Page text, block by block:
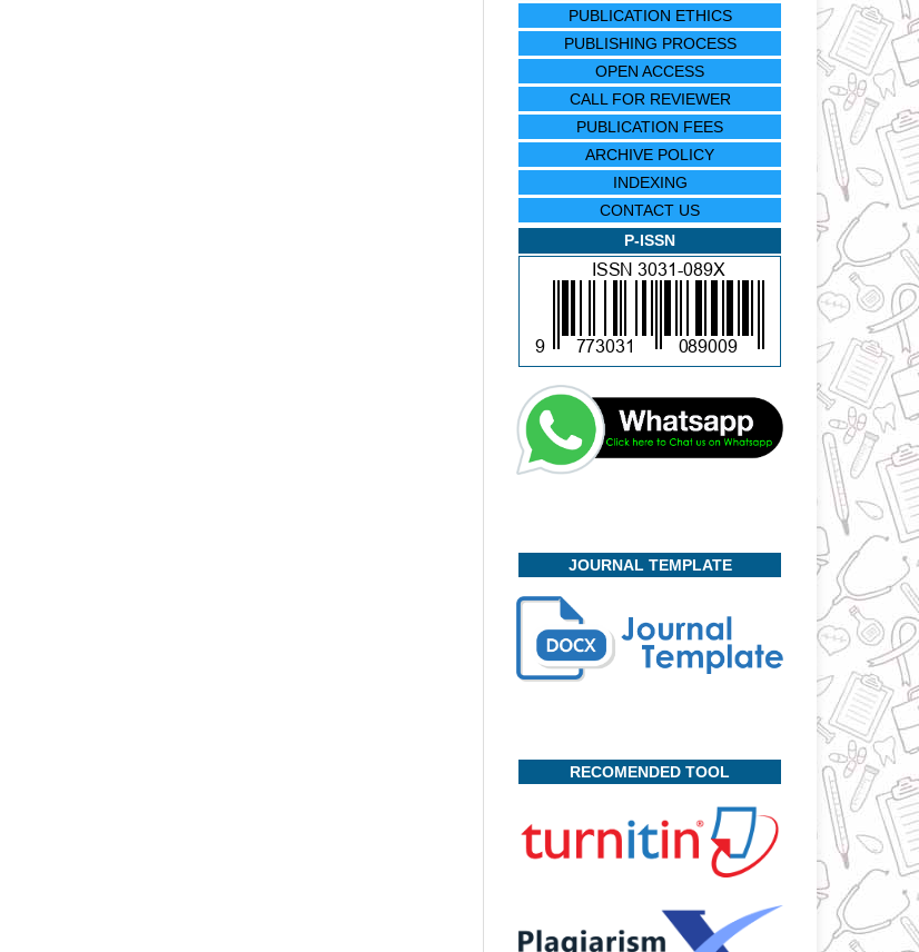
PUBLICATION ETHICS
PUBLISHING PROCESS
OPEN ACCESS
CALL FOR REVIEWER
PUBLICATION FEES
ARCHIVE POLICY
INDEXING
CONTACT US
P-ISSN
JOURNAL TEMPLATE
RECOMENDED TOOL